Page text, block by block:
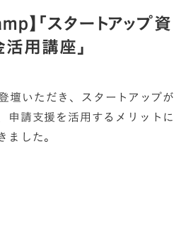
】「スタートアップ資
用講座」
壇いただき、スタートアップが
申請支援を活用するメリットに
ました。